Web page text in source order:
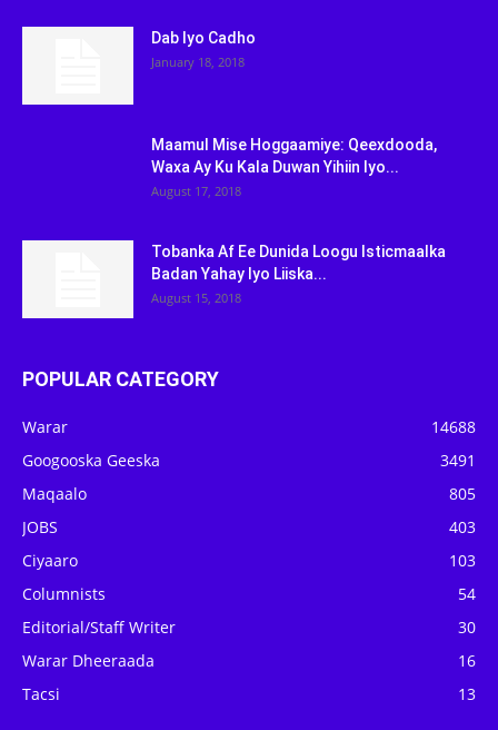
Dab Iyo Cadho
January 18, 2018
Maamul Mise Hoggaamiye: Qeexdooda,
Waxa Ay Ku Kala Duwan Yihiin Iyo...
August 17, 2018
Tobanka Af Ee Dunida Loogu Isticmaalka
Badan Yahay Iyo Liiska...
August 15, 2018
POPULAR CATEGORY
Warar
14688
Googooska Geeska
3491
Maqaalo
805
JOBS
403
Ciyaaro
103
Columnists
54
Editorial/Staff Writer
30
Warar Dheeraada
16
Tacsi
13